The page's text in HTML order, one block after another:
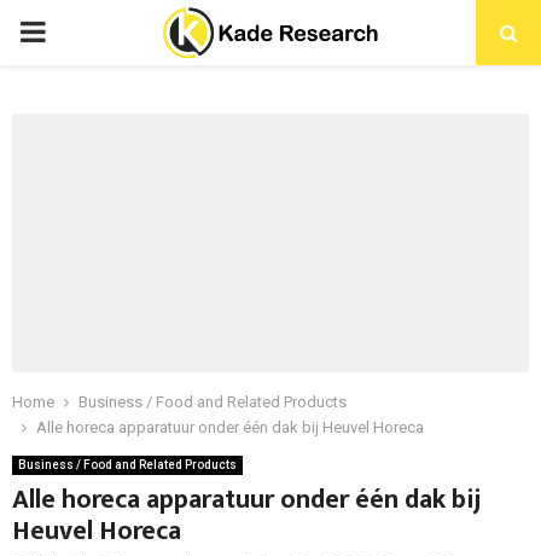
PRIMARY
Home
Business / Food and Related Products
Alle horeca apparatuur onder één dak bij Heuvel Horeca
Business / Food and Related Products
Alle horeca apparatuur onder één dak bij
Heuvel Horeca